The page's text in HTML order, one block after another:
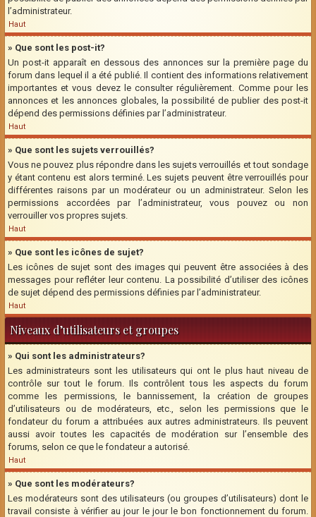
l’administrateur.
Haut
» Que sont les post-it?
Un post-it apparaît en dessous des annonces sur la première page du
forum dans lequel il a été publié. Il contient des informations relativement
importantes et vous devez le consulter régulièrement. Comme pour les
annonces et les annonces globales, la possibilité de publier des post-it
dépend des permissions définies par l’administrateur.
Haut
» Que sont les sujets verrouillés?
Vous ne pouvez plus répondre dans les sujets verrouillés et tout sondage
y étant contenu est alors terminé. Les sujets peuvent être verrouillés pour
différentes raisons par un modérateur ou un administrateur. Selon les
permissions accordées par l’administrateur, vous pouvez ou non
verrouiller vos propres sujets.
Haut
» Que sont les icônes de sujet?
Les icônes de sujet sont des images qui peuvent être associées à des
messages pour refléter leur contenu. La possibilité d’utiliser des icônes
de sujet dépend des permissions définies par l’administrateur.
Haut
Niveaux d’utilisateurs et groupes
» Qui sont les administrateurs?
Les administrateurs sont les utilisateurs qui ont le plus haut niveau de
contrôle sur tout le forum. Ils contrôlent tous les aspects du forum
comme les permissions, le bannissement, la création de groupes
d’utilisateurs ou de modérateurs, etc., selon les permissions que le
fondateur du forum a attribuées aux autres administrateurs. Ils peuvent
aussi avoir toutes les capacités de modération sur l’ensemble des
forums, selon ce que le fondateur a autorisé.
Haut
» Que sont les modérateurs?
Les modérateurs sont des utilisateurs (ou groupes d’utilisateurs) dont le
travail consiste à vérifier au jour le jour le bon fonctionnement du forum.